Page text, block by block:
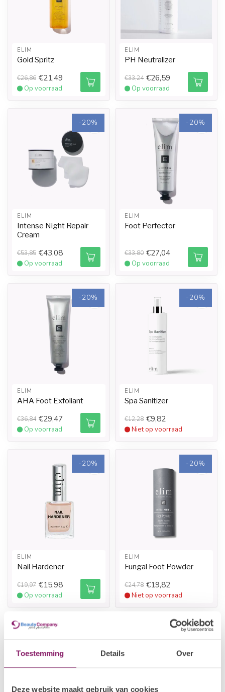
Toestemming Details Over
Deze website maakt gebruik van cookies
ELIM
Gold Spritz
€26,86 €21,49
Op voorraad
ELIM
PH Neutralizer
€33,24 €26,59
Op voorraad
-20%
ELIM
Intense Night Repair
Cream
€53,85 €43,08
Op voorraad
-20%
ELIM
Foot Perfector
€33,80 €27,04
Op voorraad
-20%
ELIM
AHA Foot Exfoliant
€36,84 €29,47
Op voorraad
-20%
ELIM
Spa Sanitizer
€12,28 €9,82
Niet op voorraad
-20%
ELIM
Nail Hardener
€19,97 €15,98
Op voorraad
-20%
ELIM
Fungal Foot Powder
€24,78 €19,82
Niet op voorraad